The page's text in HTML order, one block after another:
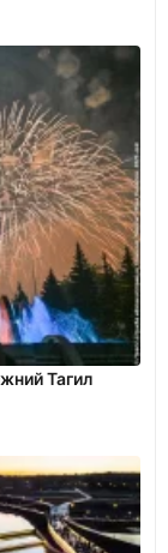
Тагил